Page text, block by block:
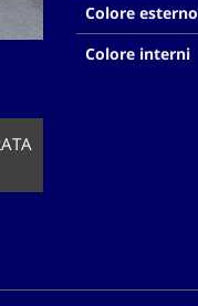
Colore esterno
Colore interni